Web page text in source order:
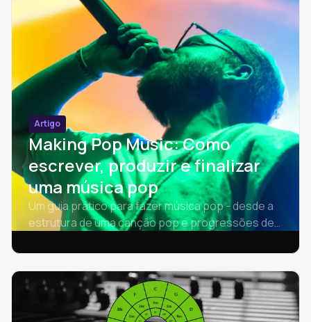
Artigo
Making Pop Music: Como
escrever, produzir e finalizar
uma música pop
Um guia prático para fazer música pop - desde a
estrutura de uma canção pop e progressões de
Aprenda a escrever uma canção pop.